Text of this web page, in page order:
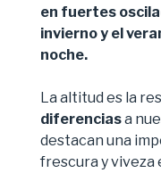
en fuertes
invierno y el
noche.
La altitud es la
diferenciasa
destacan una
frescura y viveza